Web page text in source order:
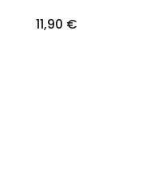
11,90 €